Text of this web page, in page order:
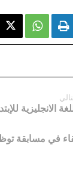
 
الانجليزية